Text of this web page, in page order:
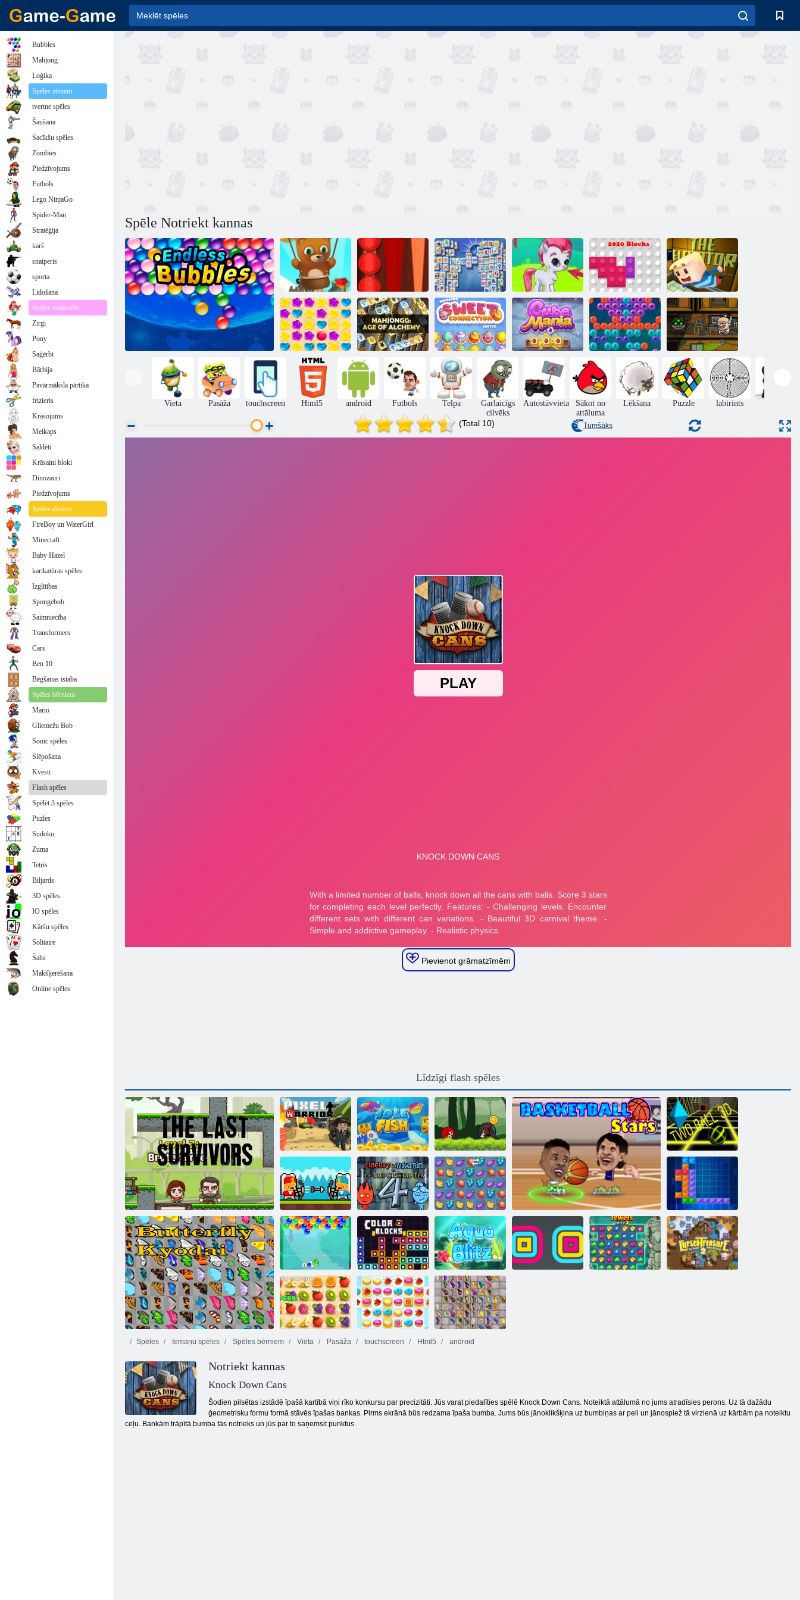
Spēle Notriekt kannas
Burbuļu šāvējs
bezgalīgs
Backgammon
Classic
Mahjong
Fortuna
Burbulis Gemes 2020 bloki Kogama Lifts
Candy Lain 5
Mahjong
Mahjong saldas
Lieldienas
Kuba mānija Šāvējs Bobs laupītājs 3
Vieta Pasāža touchscreen Html5 android Futbols Telpa
Garlaicīgs
cilvēks
Autostāvvieta
Sākot no
attāluma
Lēkšana Puzzle labirints
(Total 10) Tumšāks
Pievienot grāmatzīmēm
Līdzīgi flash spēles
Pēdējo izdzīvojušajiem
Pikseļu karavīrs Dīkstāves zivis
Bumbu varonis
piedzīvojums:
sarkans lielība
bumbu
Divas bumbas
3D
Janissary cīņas
Fireboy and
Watergirl 4:
Kristāla templis
Fruta Crush Tentriks
Burbulis
Charms
Krāsu bloki Aqua Blitz
Spēles Iemaņu spēles Spēles bērniem Vieta Pasāža touchscreen Html5 android
Notriekt kannas
Knock Down Cans
Šodien pilsētas izstādē īpašā kartībā viņi rīko konkursu par precizitāti. Jūs varat piedalīties spēlē Knock Down Cans. Noteiktā attālumā no jums atradīsies perons. Uz tā dažādu
ģeometrisku formu formā stāvēs īpašas bankas. Pirms ekrānā būs redzama īpaša bumba. Jums būs jānoklikšķina uz bumbiņas ar peli un jānospiež tā virzienā uz kārbām pa noteiktu
ceļu. Bankām trāpītā bumba tās notrieks un jūs par to saņemsit punktus.
Bubbles
Mahjong
Loģika
Spēles zēniem
tvertne spēles
Šaušana
Sacīkšu spēles
Zombies
Piedzīvojums
Futbols
Lego NinjaGo
Spider-Man
Stratēģija
karš
snaiperis
sporta
Lidošana
Spēles meitenēm
Zirgi
Pony
Saģērbt
Bārbija
Pavārmāksla pārtika
frizieris
Krāsojums
Meikaps
Saldēti
Krāsaini bloki
Dinozauri
Piedzīvojums
Spēles diviem
FireBoy un WaterGirl
Minecraft
Baby Hazel
karikatūras spēles
Izglītības
Spongebob
Saimniecība
Transformers
Cars
Ben 10
Bēgšanas istaba
Spēles bērniem
Mario
Gliemežu Bob
Sonic spēles
Slēpošana
Kvesti
Flash spēles
Spēlēt 3 spēles
Puzles
Sudoku
Zuma
Tetris
Biljards
3D spēles
IO spēles
Kāršu spēles
Solitaire
Šahs
Makšķerēšana
Online spēles